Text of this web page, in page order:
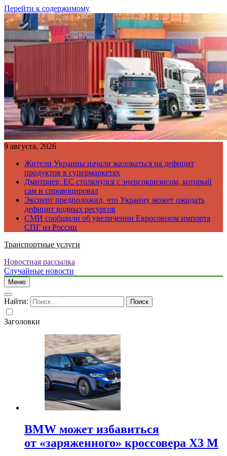
Перейти к содержимому
9 августа, 2026
Жители Украины начали жаловаться на дефицит
продуктов в супермаркетах
Дмитриев: ЕС столкнулся с энергокризисом, который
сам и спровоцировал
Эксперт предположил, что Украину может ожидать
дефицит водных ресурсов
СМИ сообщили об увеличении Евросоюзом импорта
СПГ из России
Транспортные услуги
Новостная рассылка
Случайные новости
Меню
Найти:
Заголовки
BMW может избавиться
от «заряженного» кроссовера X3 M